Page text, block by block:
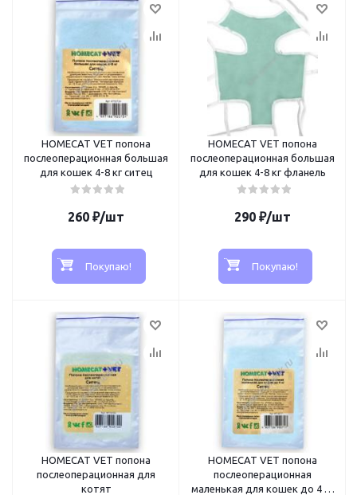
HOMECAT VET попона
послеоперационная большая
для кошек 4-8 кг ситец
260 ₽/шт
Покупаю!
HOMECAT VET попона
послеоперационная большая
для кошек 4-8 кг фланель
290 ₽/шт
Покупаю!
HOMECAT VET попона
послеоперационная для
котят
HOMECAT VET попона
послеоперационная
маленькая для кошек до 4 кг